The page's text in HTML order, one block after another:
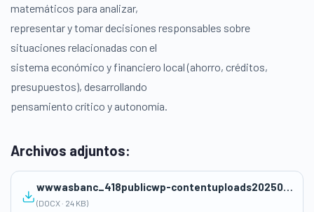
matemáticos para analizar,
representar y tomar decisiones responsables sobre
situaciones relacionadas con el
sistema económico y financiero local (ahorro, créditos,
presupuestos), desarrollando
pensamiento crítico y autonomía.
Archivos adjuntos:
wwwasbanc_418publicwp-contentuploads202508PRODUCTO-1-UNIDAD-Percy-Paulito-Chavez-Fernandez.docx
(DOCX · 24 KB)